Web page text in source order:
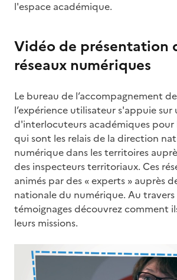
l'espace académique.
Vidéo de présentation
réseaux numériques
Le bureau de l’accompagnement
l’expérience utilisateur s'appuie sur
d'interlocuteurs académiques pour
qui sont les relais de la direction
numérique dans les territoires
des inspecteurs territoriaux. Ces
animés par des « experts » auprès
nationale du numérique. Au
témoignages découvrez comment
leurs missions.